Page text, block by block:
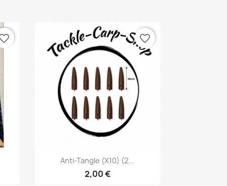
Aperçu rapide
Anti-Tangle (X10) (2...
2,00 €
favorite_border